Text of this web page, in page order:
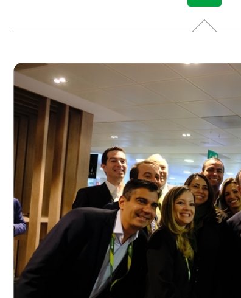
el submenú para Redes sociales